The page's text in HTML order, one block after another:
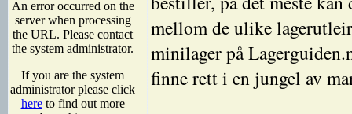
mellom de ulike
minilager på
finne rett i en jungel av